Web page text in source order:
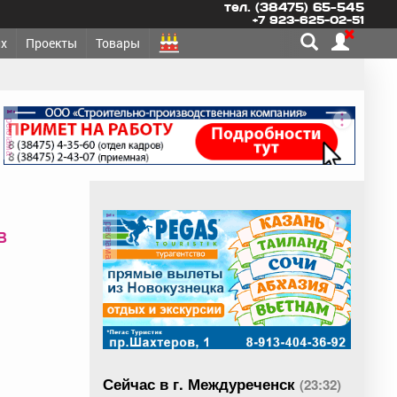
тел. (38475) 65-545
+7 923-625-02-51
Проекты Товары
реклама
реклама
Сейчас в г. Междуреченск (23:32)